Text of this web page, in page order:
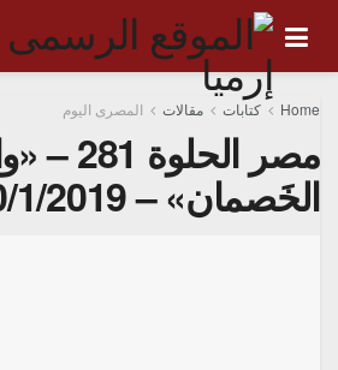
Home كتابات مقالات المصرى اليوم
مصر
الخَصمان» – 30/1/2019